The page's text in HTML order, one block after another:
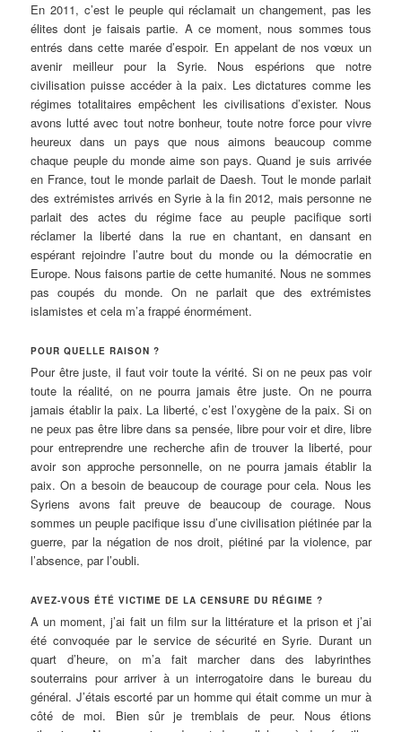
En 2011, c’est le peuple qui réclamait un changement, pas les
élites dont je faisais partie. A ce moment, nous sommes tous
entrés dans cette marée d’espoir. En appelant de nos vœux un
avenir meilleur pour la Syrie. Nous espérions que notre
civilisation puisse accéder à la paix. Les dictatures comme les
régimes totalitaires empêchent les civilisations d’exister. Nous
avons lutté avec tout notre bonheur, toute notre force pour vivre
heureux dans un pays que nous aimons beaucoup comme
chaque peuple du monde aime son pays. Quand je suis arrivée
en France, tout le monde parlait de Daesh. Tout le monde parlait
des extrémistes arrivés en Syrie à la fin 2012, mais personne ne
parlait des actes du régime face au peuple pacifique sorti
réclamer la liberté dans la rue en chantant, en dansant en
espérant rejoindre l’autre bout du monde ou la démocratie en
Europe. Nous faisons partie de cette humanité. Nous ne sommes
pas coupés du monde. On ne parlait que des extrémistes
islamistes et cela m’a frappé énormément.
POUR QUELLE RAISON ?
Pour être juste, il faut voir toute la vérité. Si on ne peux pas voir
toute la réalité, on ne pourra jamais être juste. On ne pourra
jamais établir la paix. La liberté, c’est l’oxygène de la paix. Si on
ne peux pas être libre dans sa pensée, libre pour voir et dire, libre
pour entreprendre une recherche afin de trouver la liberté, pour
avoir son approche personnelle, on ne pourra jamais établir la
paix. On a besoin de beaucoup de courage pour cela. Nous les
Syriens avons fait preuve de beaucoup de courage. Nous
sommes un peuple pacifique issu d’une civilisation piétinée par la
guerre, par la négation de nos droit, piétiné par la violence, par
l’absence, par l’oubli.
AVEZ-VOUS ÉTÉ VICTIME DE LA CENSURE DU RÉGIME ?
A un moment, j’ai fait un film sur la littérature et la prison et j’ai
été convoquée par le service de sécurité en Syrie. Durant un
quart d’heure, on m’a fait marcher dans des labyrinthes
souterrains pour arriver à un interrogatoire dans le bureau du
général. J’étais escorté par un homme qui était comme un mur à
côté de moi. Bien sûr je tremblais de peur. Nous étions